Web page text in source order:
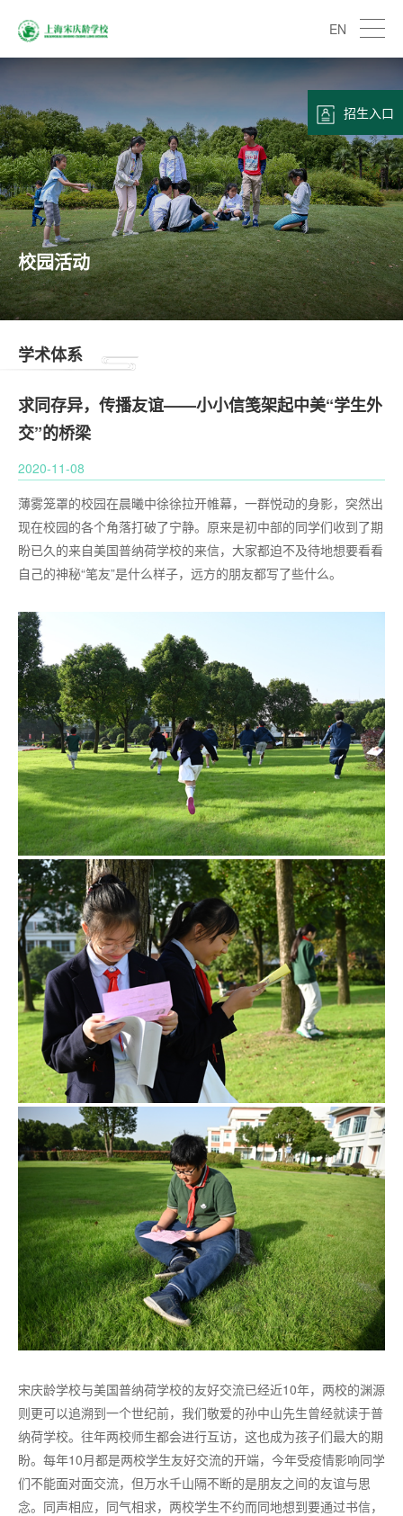
EN
招生入口
校园活动
学术体系
求同存异，传播友谊——小小信笺架起中美“学生外
交”的桥梁
2020-11-08
薄雾笼罩的校园在晨曦中徐徐拉开帷幕，一群悦动的身影，突然出
现在校园的各个角落打破了宁静。原来是初中部的同学们收到了期
盼已久的来自美国普纳荷学校的来信，大家都迫不及待地想要看看
自己的神秘“笔友”是什么样子，远方的朋友都写了些什么。
宋庆龄学校与美国普纳荷学校的友好交流已经近10年，两校的渊源
则更可以追溯到一个世纪前，我们敬爱的孙中山先生曾经就读于普
纳荷学校。往年两校师生都会进行互访，这也成为孩子们最大的期
盼。每年10月都是两校学生友好交流的开端，今年受疫情影响同学
们不能面对面交流，但万水千山隔不断的是朋友之间的友谊与思
念。同声相应，同气相求，两校学生不约而同地想到要通过书信，